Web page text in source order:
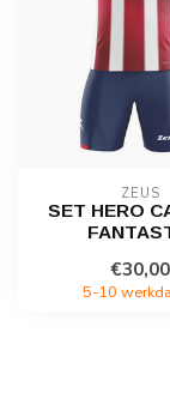
ZEUS
SET HERO
€30,00
5-10